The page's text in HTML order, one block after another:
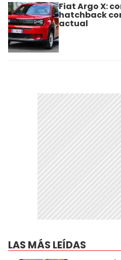
Fiat Argo X:
hatchback
actual
LAS MÁS LEÍDAS